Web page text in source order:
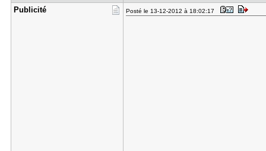
Publicité Posté le 13-12-2012 à 18:02:17